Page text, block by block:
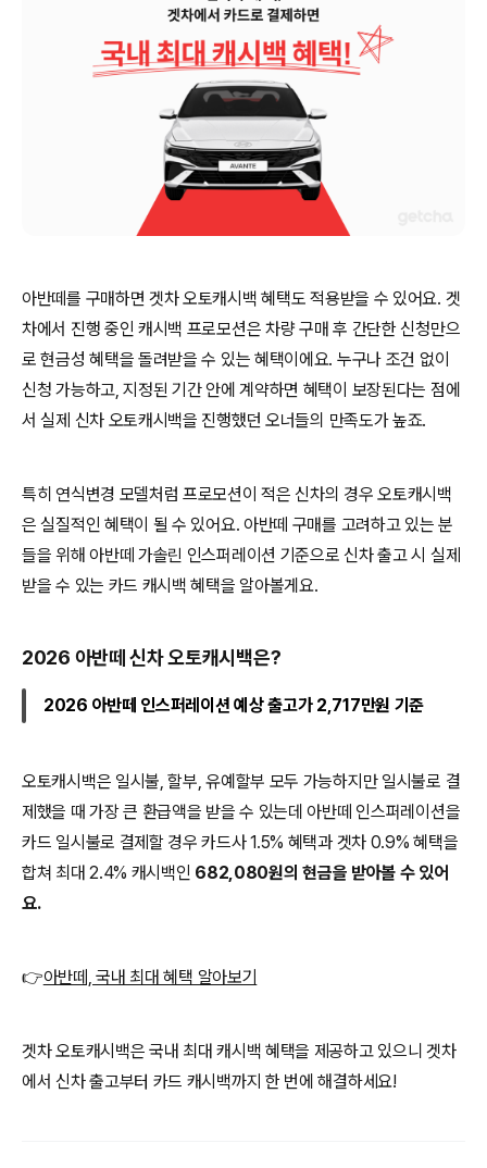
아반떼를 구매하면 겟차 오토캐시백 혜택도 적용받을 수 있어요. 겟
차에서 진행 중인 캐시백 프로모션은 차량 구매 후 간단한 신청만으
로 현금성 혜택을 돌려받을 수 있는 혜택이에요. 누구나 조건 없이
신청 가능하고, 지정된 기간 안에 계약하면 혜택이 보장된다는 점에
서 실제 신차 오토캐시백을 진행했던 오너들의 만족도가 높죠.
특히 연식변경 모델처럼 프로모션이 적은 신차의 경우 오토캐시백
은 실질적인 혜택이 될 수 있어요. 아반떼 구매를 고려하고 있는 분
들을 위해 아반떼 가솔린 인스퍼레이션 기준으로 신차 출고 시 실제
받을 수 있는 카드 캐시백 혜택을 알아볼게요.
2026 아반떼 신차 오토캐시백은?
2026 아반떼 인스퍼레이션 예상 출고가 2,717만원 기준
오토캐시백은 일시불, 할부, 유예할부 모두 가능하지만 일시불로 결
제했을 때 가장 큰 환급액을 받을 수 있는데 아반떼 인스퍼레이션을
카드 일시불로 결제할 경우 카드사 1.5% 혜택과 겟차 0.9% 혜택을
합쳐 최대 2.4% 캐시백인 682,080원의 현금을 받아볼 수 있어
요.
👉아반떼, 국내 최대 혜택 알아보기
겟차 오토캐시백은 국내 최대 캐시백 혜택을 제공하고 있으니 겟차
에서 신차 출고부터 카드 캐시백까지 한 번에 해결하세요!